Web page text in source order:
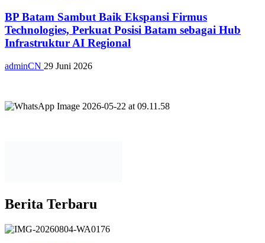
BP Batam Sambut Baik Ekspansi Firmus
Technologies, Perkuat Posisi Batam sebagai Hub
Infrastruktur AI Regional
adminCN 29 Juni 2026
Berita Terbaru